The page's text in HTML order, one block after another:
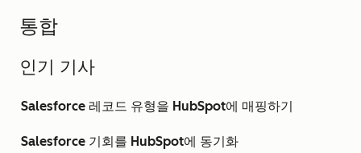
통합
인기 기사
Salesforce 레코드 유형을 HubSpot에 매핑하기
Salesforce 기회를 HubSpot에 동기화